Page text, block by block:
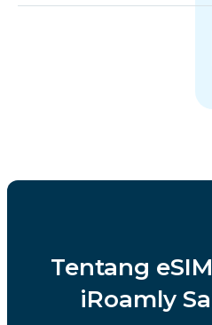
Tentang
iRoamly